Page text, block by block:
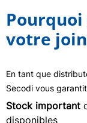
votre
En tant que
Secodi vous
Stock important
disponibles